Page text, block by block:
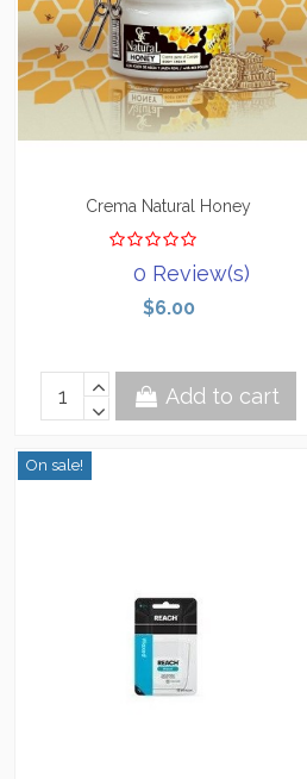
Crema Natural Honey
0 Review(s)
$6.00
Add to cart
On sale!